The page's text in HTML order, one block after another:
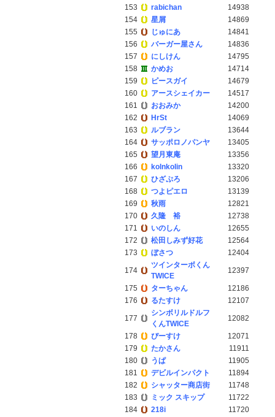
153 rabichan
14938
154
星屑
14869
155
じゅにあ
14841
156
バーガー屋さん
14836
157
にしけん
14795
158
かめお
14714
159
ピースガイ
14679
160
アースシェイカー
14517
161
おおみか
14200
162
HrSt
14069
163
ルブラン
13644
164
サッポロノパンヤ
13405
165
望月東庵
13356
166
kolnkolin
13320
167
ひざぷろ
13206
168
つよピエロ
13139
169
秋雨
12821
170
久隆 裕
12738
171
いのしん
12655
172
松田しみず好花
12564
173
ぼさつ 12404
174
ツインターボくん
TWICE
12397
175 ターちゃん
12186
176
るたすけ 12107
177
シンボリルドルフ
くんTWICE
12082
178 ぴーすけ
12071
179
たかさん
11911
180
うぱ
11905
181
デビルインパクト
11894
182
シャッター商店街
11748
183
ミック スキップ
11722
184
218i
11720